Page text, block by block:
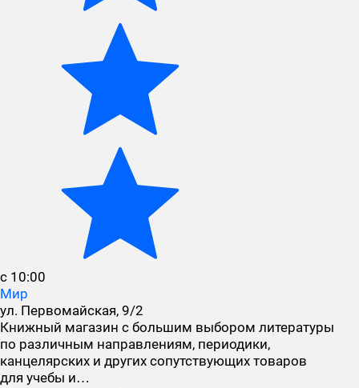
с 10:00
Мир
ул. Первомайская, 9/2
Книжный магазин с большим выбором литературы
по различным направлениям, периодики,
канцелярских и других сопутствующих товаров
для учебы и…